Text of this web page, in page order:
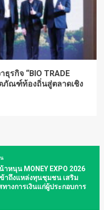
ธุรกิจ “BIO TRADE
ตภัณฑ์ท้องถิ่นสู่ตลาดเชิง
าหนุน MONEY EXPO 2026
ข้าถึงแหล่งทุนชุมชน เสริม
ทางการเงินแก่ผู้ประกอบการ